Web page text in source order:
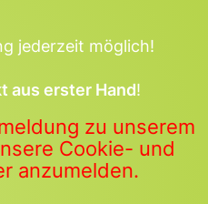
jederzeit möglich!
aus erster Hand!
zu unserem
Cookie- und
anzumelden.